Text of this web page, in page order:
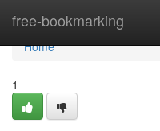
free-bookmarking
Home
Home
1